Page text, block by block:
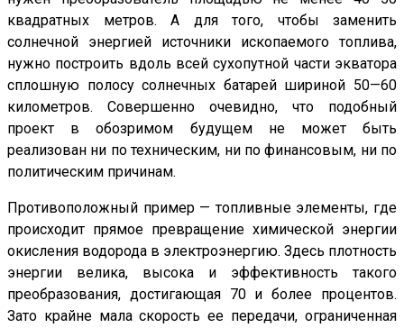
квадратных метров. А для того, чтобы заменить
солнечной энергией источники ископаемого топлива,
нужно построить вдоль всей сухопутной части экватора
сплошную полосу солнечных батарей шириной 50—60
километров. Совершенно очевидно, что подобный
проект в обозримом будущем не может быть
реализован ни по техническим, ни по финансовым, ни по
политическим причинам.
Противоположный пример — топливные элементы, где
происходит прямое превращение химической энергии
окисления водорода в электроэнергию. Здесь плотность
энергии велика, высока и эффективность такого
преобразования, достигающая 70 и более процентов.
Зато крайне мала скорость ее передачи, ограниченная